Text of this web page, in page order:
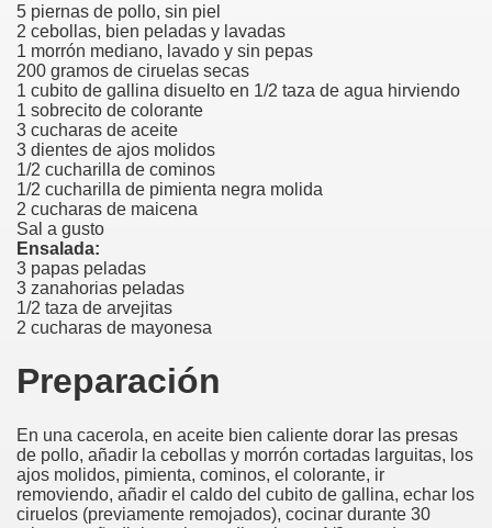
5 piernas de pollo, sin piel
2 cebollas, bien peladas y lavadas
1 morrón mediano, lavado y sin pepas
200 gramos de ciruelas secas
1 cubito de gallina disuelto en 1/2 taza de agua hirviendo
1 sobrecito de colorante
3 cucharas de aceite
3 dientes de ajos molidos
1/2 cucharilla de cominos
1/2 cucharilla de pimienta negra molida
2 cucharas de maicena
Sal a gusto
Ensalada:
3 papas peladas
3 zanahorias peladas
1/2 taza de arvejitas
2 cucharas de mayonesa
Preparación
En una cacerola, en aceite bien caliente dorar las presas
de pollo, añadir la cebollas y morrón cortadas larguitas, los
ajos molidos, pimienta, cominos, el colorante, ir
removiendo, añadir el caldo del cubito de gallina, echar los
ciruelos (previamente remojados), cocinar durante 30